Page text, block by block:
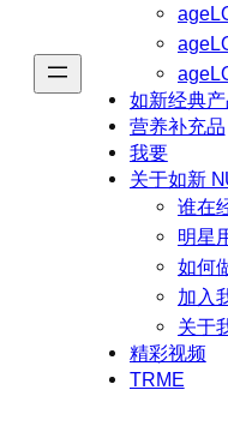
如新经典
营养补充品
我要
关于如新
谁在
明星
如何
加入
关于
精彩视频
TRME